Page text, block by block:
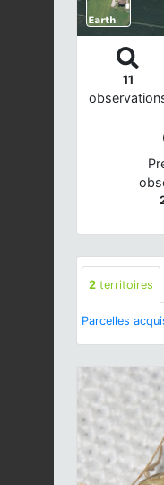
11
2 territoires
Parcelles